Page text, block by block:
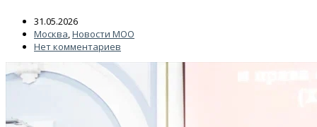
31.05.2026
Москва,Новости МОО
Нет комментариев